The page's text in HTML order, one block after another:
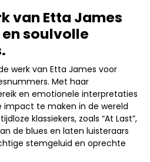
van Etta James
soulvolle
werk van Etta James voor
Met haar
en emotionele interpretaties
impact te maken in de wereld
klassiekers, zoals “At Last”,
de blues en laten luisteraars
stemgeluid en oprechte